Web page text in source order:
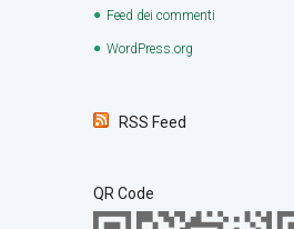
Feed dei commenti
WordPress.org
RSS Feed
QR Code